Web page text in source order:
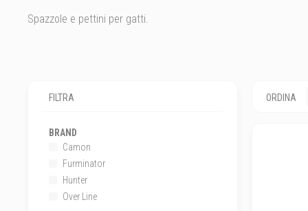
Spazzole e pettini per gatti.
FILTRA
BRAND
Camon
Furminator
Hunter
Over Line
ORDINA